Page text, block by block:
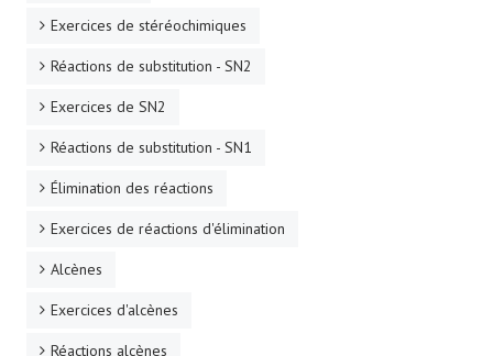
Exercices de stéréochimiques
Réactions de substitution - SN2
Exercices de SN2
Réactions de substitution - SN1
Élimination des réactions
Exercices de réactions d'élimination
Alcènes
Exercices d'alcènes
Réactions alcènes